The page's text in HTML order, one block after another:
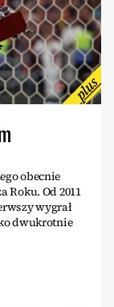
obecnie
Od 2011
wygrał
dwukrotnie